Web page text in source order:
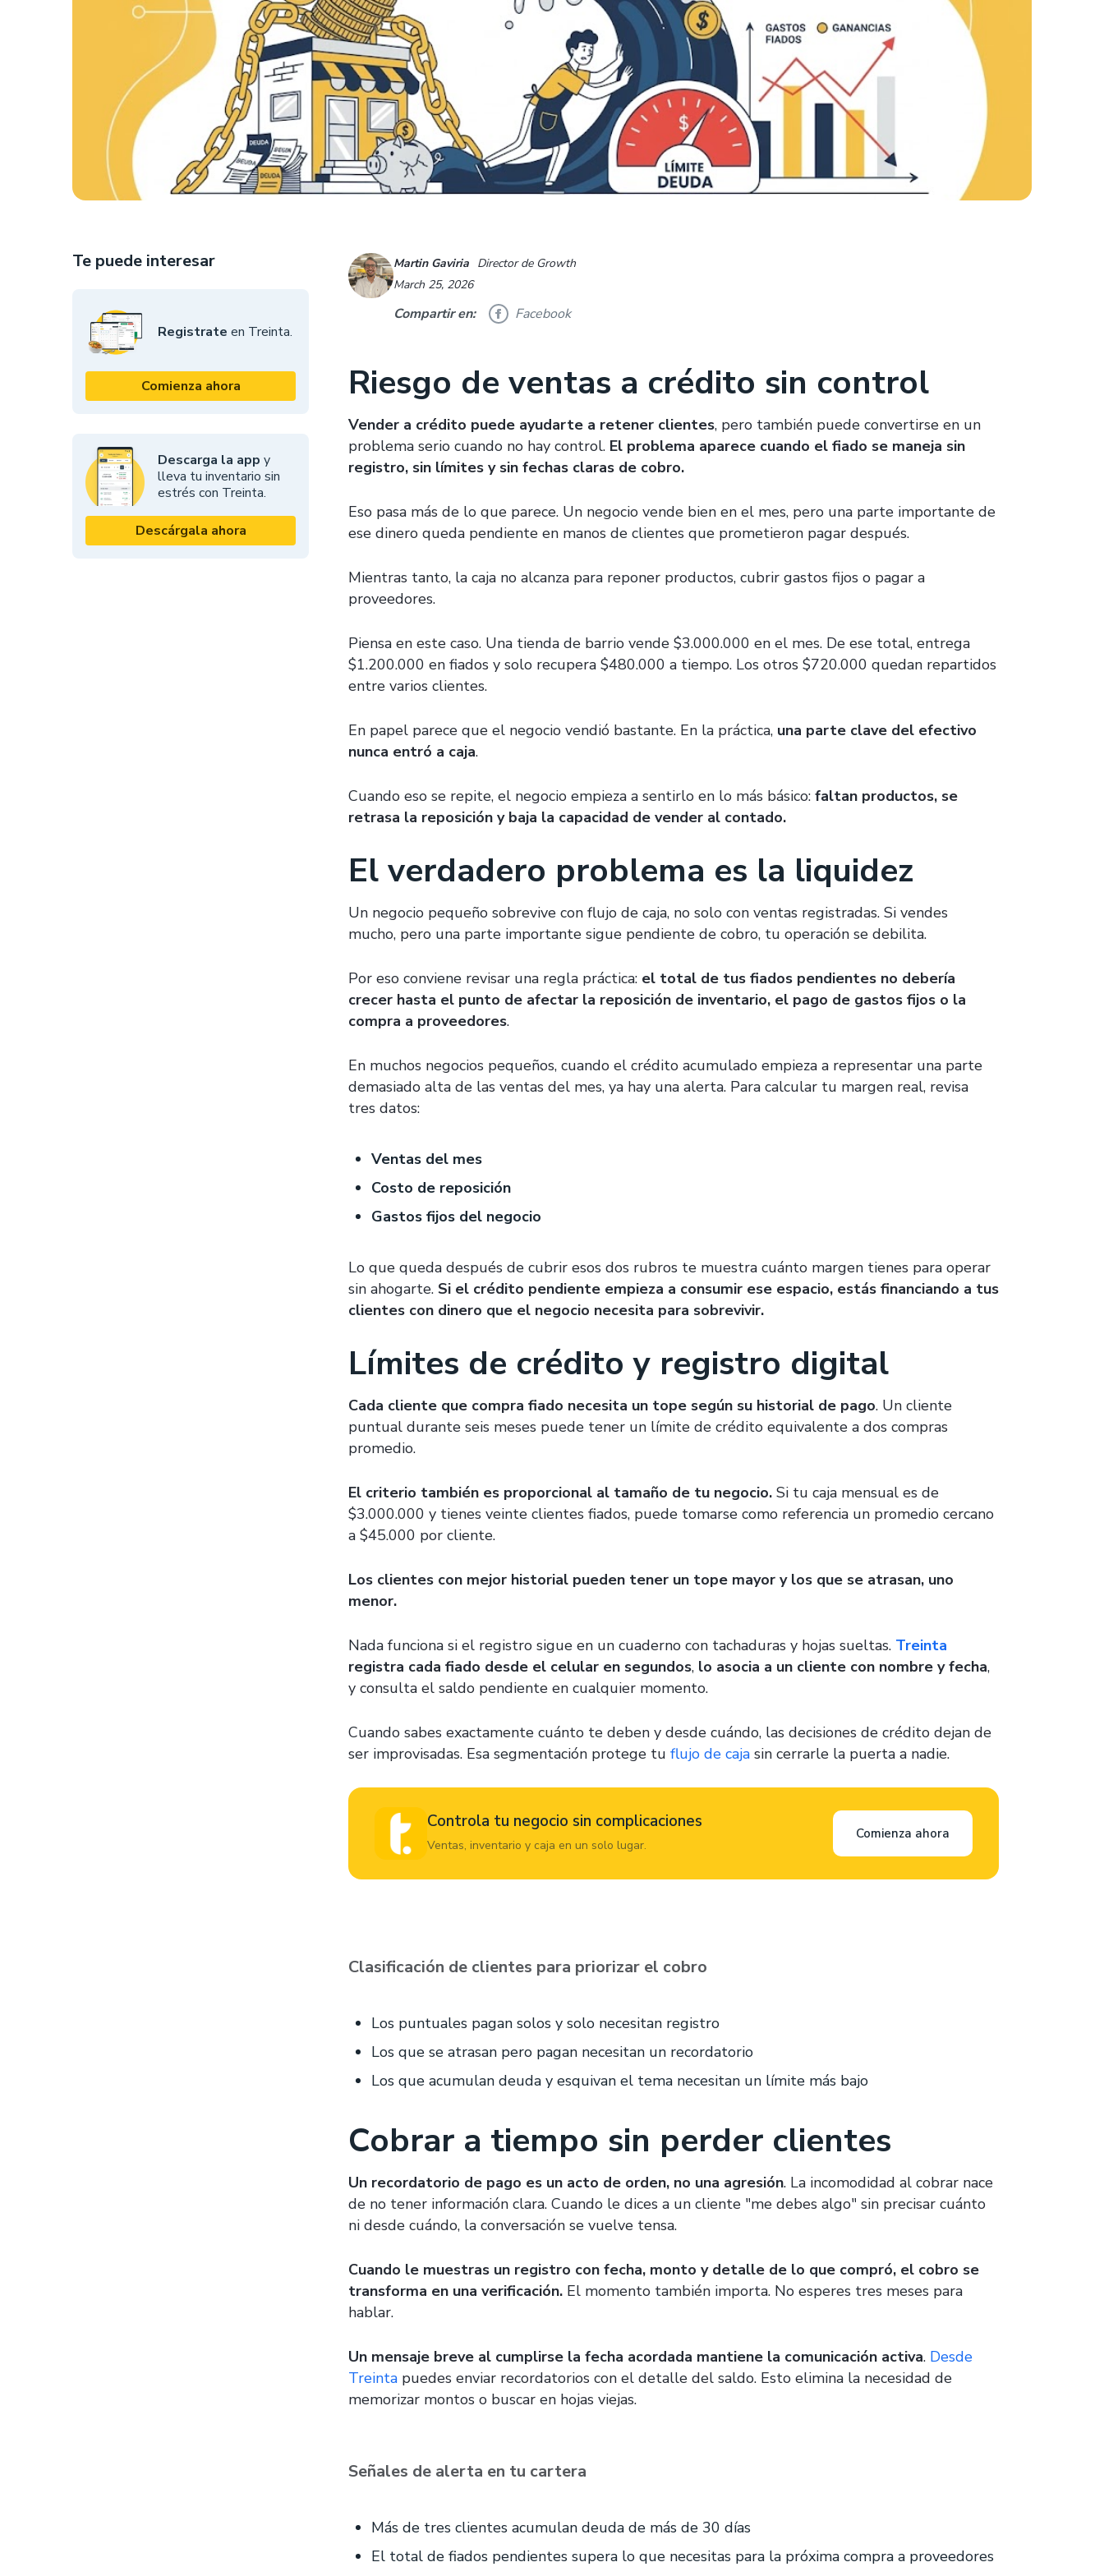
Te puede interesar
Registrate en Treinta.
Comienza ahora
Descarga la app y
lleva tu inventario sin
estrés con Treinta.
Descárgala ahora
Martin Gaviria Director de Growth
March 25, 2026
Compartir en: Facebook
Riesgo de ventas a crédito sin control
Vender a crédito puede ayudarte a retener clientes, pero también puede convertirse en un
problema serio cuando no hay control. El problema aparece cuando el fiado se maneja sin
registro, sin límites y sin fechas claras de cobro.
Eso pasa más de lo que parece. Un negocio vende bien en el mes, pero una parte importante de
ese dinero queda pendiente en manos de clientes que prometieron pagar después.
Mientras tanto, la caja no alcanza para reponer productos, cubrir gastos fijos o pagar a
proveedores.
Piensa en este caso. Una tienda de barrio vende $3.000.000 en el mes. De ese total, entrega
$1.200.000 en fiados y solo recupera $480.000 a tiempo. Los otros $720.000 quedan repartidos
entre varios clientes.
En papel parece que el negocio vendió bastante. En la práctica, una parte clave del efectivo
nunca entró a caja.
Cuando eso se repite, el negocio empieza a sentirlo en lo más básico: faltan productos, se
retrasa la reposición y baja la capacidad de vender al contado.
El verdadero problema es la liquidez
Un negocio pequeño sobrevive con flujo de caja, no solo con ventas registradas. Si vendes
mucho, pero una parte importante sigue pendiente de cobro, tu operación se debilita.
Por eso conviene revisar una regla práctica: el total de tus fiados pendientes no debería
crecer hasta el punto de afectar la reposición de inventario, el pago de gastos fijos o la
compra a proveedores.
En muchos negocios pequeños, cuando el crédito acumulado empieza a representar una parte
demasiado alta de las ventas del mes, ya hay una alerta. Para calcular tu margen real, revisa
tres datos:
Ventas del mes
Costo de reposición
Gastos fijos del negocio
Lo que queda después de cubrir esos dos rubros te muestra cuánto margen tienes para operar
sin ahogarte. Si el crédito pendiente empieza a consumir ese espacio, estás financiando a tus
clientes con dinero que el negocio necesita para sobrevivir.
Límites de crédito y registro digital
Cada cliente que compra fiado necesita un tope según su historial de pago. Un cliente
puntual durante seis meses puede tener un límite de crédito equivalente a dos compras
promedio.
El criterio también es proporcional al tamaño de tu negocio. Si tu caja mensual es de
$3.000.000 y tienes veinte clientes fiados, puede tomarse como referencia un promedio cercano
a $45.000 por cliente.
Los clientes con mejor historial pueden tener un tope mayor y los que se atrasan, uno
menor.
Nada funciona si el registro sigue en un cuaderno con tachaduras y hojas sueltas. Treinta
registra cada fiado desde el celular en segundos, lo asocia a un cliente con nombre y fecha,
y consulta el saldo pendiente en cualquier momento.
Cuando sabes exactamente cuánto te deben y desde cuándo, las decisiones de crédito dejan de
ser improvisadas. Esa segmentación protege tu flujo de caja sin cerrarle la puerta a nadie.
Controla tu negocio sin complicaciones
Ventas, inventario y caja en un solo lugar.
Comienza ahora
Clasificación de clientes para priorizar el cobro
Los puntuales pagan solos y solo necesitan registro
Los que se atrasan pero pagan necesitan un recordatorio
Los que acumulan deuda y esquivan el tema necesitan un límite más bajo
Cobrar a tiempo sin perder clientes
Un recordatorio de pago es un acto de orden, no una agresión. La incomodidad al cobrar nace
de no tener información clara. Cuando le dices a un cliente "me debes algo" sin precisar cuánto
ni desde cuándo, la conversación se vuelve tensa.
Cuando le muestras un registro con fecha, monto y detalle de lo que compró, el cobro se
transforma en una verificación. El momento también importa. No esperes tres meses para
hablar.
Un mensaje breve al cumplirse la fecha acordada mantiene la comunicación activa. Desde
Treinta puedes enviar recordatorios con el detalle del saldo. Esto elimina la necesidad de
memorizar montos o buscar en hojas viejas.
Señales de alerta en tu cartera
Más de tres clientes acumulan deuda de más de 30 días
El total de fiados pendientes supera lo que necesitas para la próxima compra a proveedores